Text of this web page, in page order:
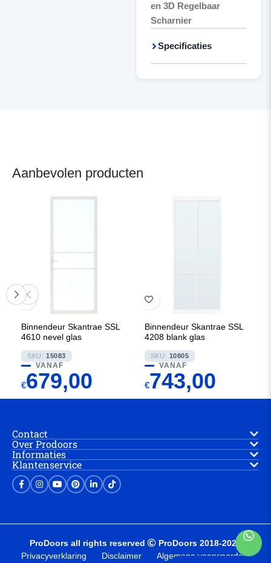
en 3D Regelbaar
Scharnier
Specificaties
Aanbevolen producten
Binnendeur Skantrae SSL
4610 nevel glas
SKU: 15083
VANAF
€679,00
Binnendeur Skantrae SSL
4208 blank glas
SKU: 10805
VANAF
€743,00
Contact
Over Prodoors
Informaties
Klantenservice
ProDoors all rights reserved
ProDoors 2018-2025
Privacyverklaring
Disclaimer Algemene voorwaarden